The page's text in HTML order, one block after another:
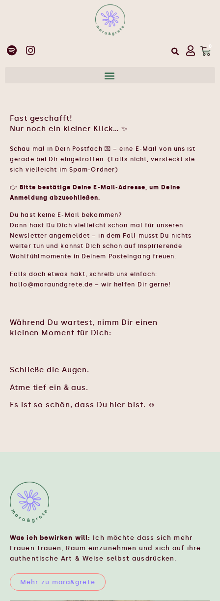
0
Fast geschafft!
Nur noch ein kleiner Klick… ✨
Schau mal in Dein Postfach 💌 – eine E-Mail von uns ist
gerade bei Dir eingetroffen. (Falls nicht, versteckt sie
sich vielleicht im Spam-Ordner)
👉Bitte bestätige Deine E-Mail-Adresse, um Deine
Anmeldung abzuschließen.
Du hast keine E-Mail bekommen?
Dann hast Du Dich vielleicht schon mal für unseren
Newsletter angemeldet – in dem Fall musst Du nichts
weiter tun und kannst Dich schon auf inspirierende
Wohlfühlmomente in Deinem Posteingang freuen.
Falls doch etwas hakt, schreib uns einfach:
hallo@maraundgrete.de – wir helfen Dir gerne!
Während Du wartest, nimm Dir einen
kleinen Moment für Dich:
Schließe die Augen.
Atme tief ein & aus.
Es ist so schön, dass Du hier bist. ☺️
Was ich bewirken will: Ich möchte dass sich mehr
Frauen trauen, Raum einzunehmen und sich auf ihre
authentische Art & Weise selbst ausdrücken.
Mehr zu mara&grete